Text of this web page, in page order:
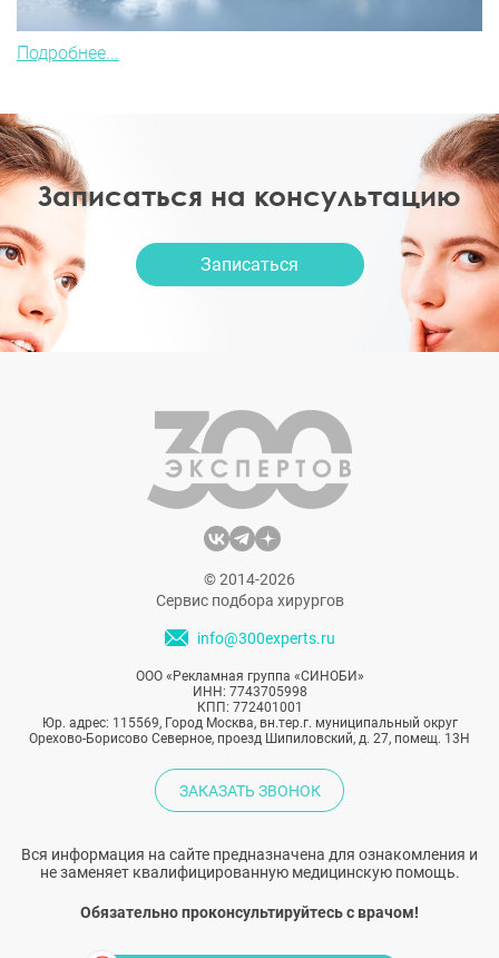
Подробнее...
Записаться на консультацию
Записаться
© 2014-2026
Сервис подбора хирургов
info@300experts.ru
ООО «Рекламная группа «СИНОБИ»
ИНН: 7743705998
КПП: 772401001
Юр. адрес: 115569, Город Москва, вн.тер.г. муниципальный округ
Орехово-Борисово Северное, проезд Шипиловский, д. 27, помещ. 13Н
ЗАКАЗАТЬ ЗВОНОК
Вся информация на сайте предназначена для ознакомления и
не заменяет квалифицированную медицинскую помощь.
Обязательно проконсультируйтесь с врачом!